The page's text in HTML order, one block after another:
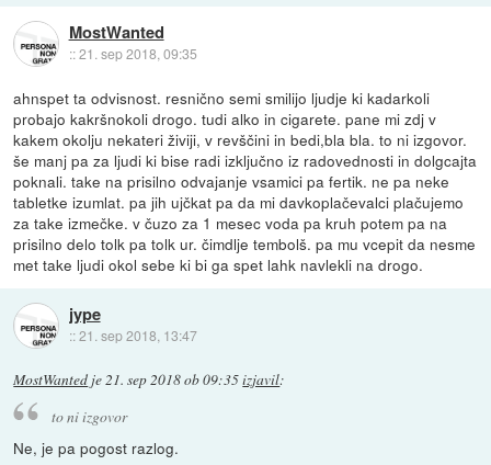
MostWanted
::21. sep 2018, 09:35
ahnspet ta odvisnost. resnično semi smilijo ljudje ki kadarkoli
probajo kakršnokoli drogo. tudi alko in cigarete. pane mi zdj v
kakem okolju nekateri živiji, v revščini in bedi,bla bla. to ni izgovor.
še manj pa za ljudi ki bise radi izključno iz radovednosti in dolgcajta
poknali. take na prisilno odvajanje vsamici pa fertik. ne pa neke
tabletke izumlat. pa jih ujčkat pa da mi davkoplačevalci plačujemo
za take izmečke. v čuzo za 1 mesec voda pa kruh potem pa na
prisilno delo tolk pa tolk ur. čimdlje tembolš. pa mu vcepit da nesme
met take ljudi okol sebe ki bi ga spet lahk navlekli na drogo.
jype
::21. sep 2018, 13:47
MostWanted je21. sep 2018 ob 09:35izjavil:
to ni izgovor
Ne, je pa pogost razlog.